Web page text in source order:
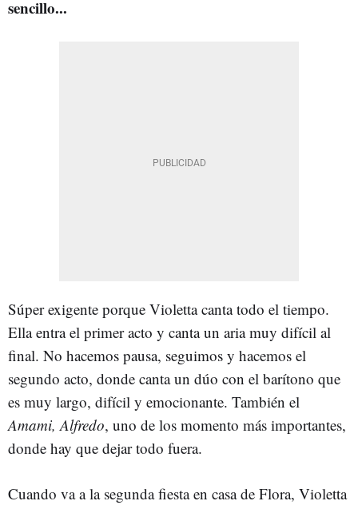
sencillo...
Súper exigente porque Violetta canta todo el tiempo.
Ella entra el primer acto y canta un aria muy difícil al
final. No hacemos pausa, seguimos y hacemos el
segundo acto, donde canta un dúo con el barítono que
es muy largo, difícil y emocionante. También el
Amami, Alfredo, uno de los momento más importantes,
donde hay que dejar todo fuera.
Cuando va a la segunda fiesta en casa de Flora, Violetta